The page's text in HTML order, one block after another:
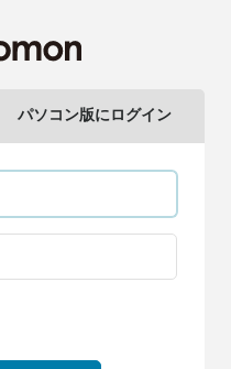
パソコン版にログイン